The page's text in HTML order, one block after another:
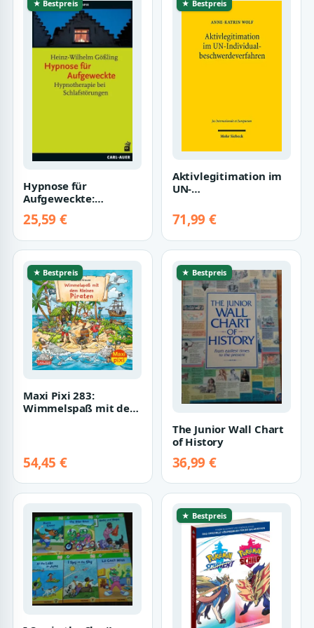
★ Bestpreis
Hypnose für
Aufgeweckte:
Schlafstörungen
25,59 €
★ Bestpreis
Aktivlegitimation im
UN-
(Jus Internation…
71,99 €
★ Bestpreis
Maxi Pixi 283:
Wimmelspaß mit dem
54,45 €
★ Bestpreis
The Junior Wall Chart
of History
36,99 €
★ Bestpreis